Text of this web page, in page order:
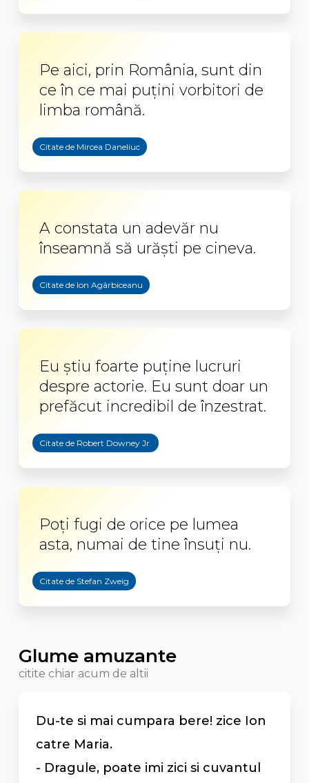
Pe aici, prin România, sunt din
ce în ce mai puțini vorbitori de
limba română.
Citate de Mircea Daneliuc
A constata un adevăr nu
înseamnă să urăști pe cineva.
Citate de Ion Agârbiceanu
Eu ştiu foarte puţine lucruri
despre actorie. Eu sunt doar un
prefăcut incredibil de înzestrat.
Citate de Robert Downey Jr.
Poți fugi de orice pe lumea
asta, numai de tine însuți nu.
Citate de Stefan Zweig
Glume amuzante
citite chiar acum de altii
Du-te si mai cumpara bere! zice Ion
catre Maria.
- Dragule, poate imi zici si cuvantul